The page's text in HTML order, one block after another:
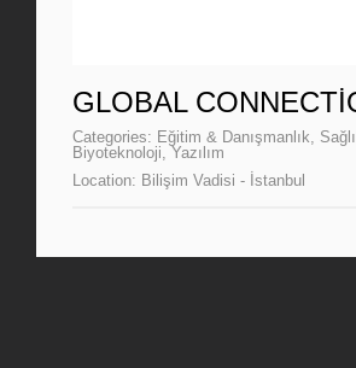
İletişim
Fona Başvur
GLOBAL
Categories: Eğitim & Danışmanlık
Biyoteknoloji Yazılım
Location: Bilişim Vadisi - İstanbul